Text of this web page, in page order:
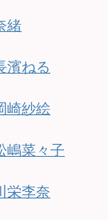
緒
濱ねる
崎紗絵
嶋菜々子
栄李奈